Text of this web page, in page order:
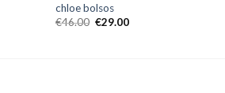
chloe bolsos
€46.00 €29.00